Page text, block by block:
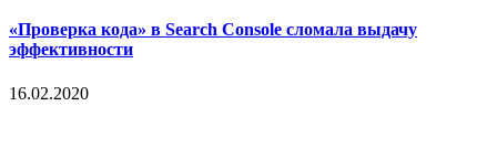
«Проверка кода» в Search Console сломала выдачу
эффективности
16.02.2020